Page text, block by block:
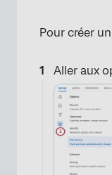
Pour créer
Aller aux